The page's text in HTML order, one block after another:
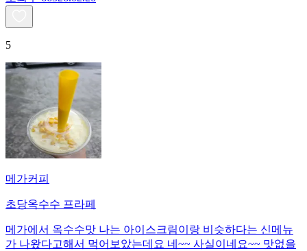
5
메가커피
초당옥수수 프라페
메가에서 옥수수맛 나는 아이스크림이랑 비슷하다는 신메뉴
가 나왔다고해서 먹어보았는데요 네~~ 사실이네요~~ 맛없을